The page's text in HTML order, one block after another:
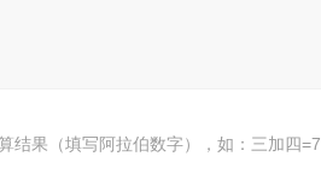
结果（填写阿拉伯数字），如：三加四=7